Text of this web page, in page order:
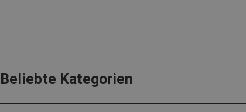
Beliebte Kategorien